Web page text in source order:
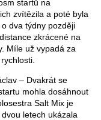
startů na
zvítězila a poté byla
dva týdny později
zkrácené na
Míle už vypadá za
– Dvakrát se
mohla dosáhnout
Salt Mix je
letech ukázala